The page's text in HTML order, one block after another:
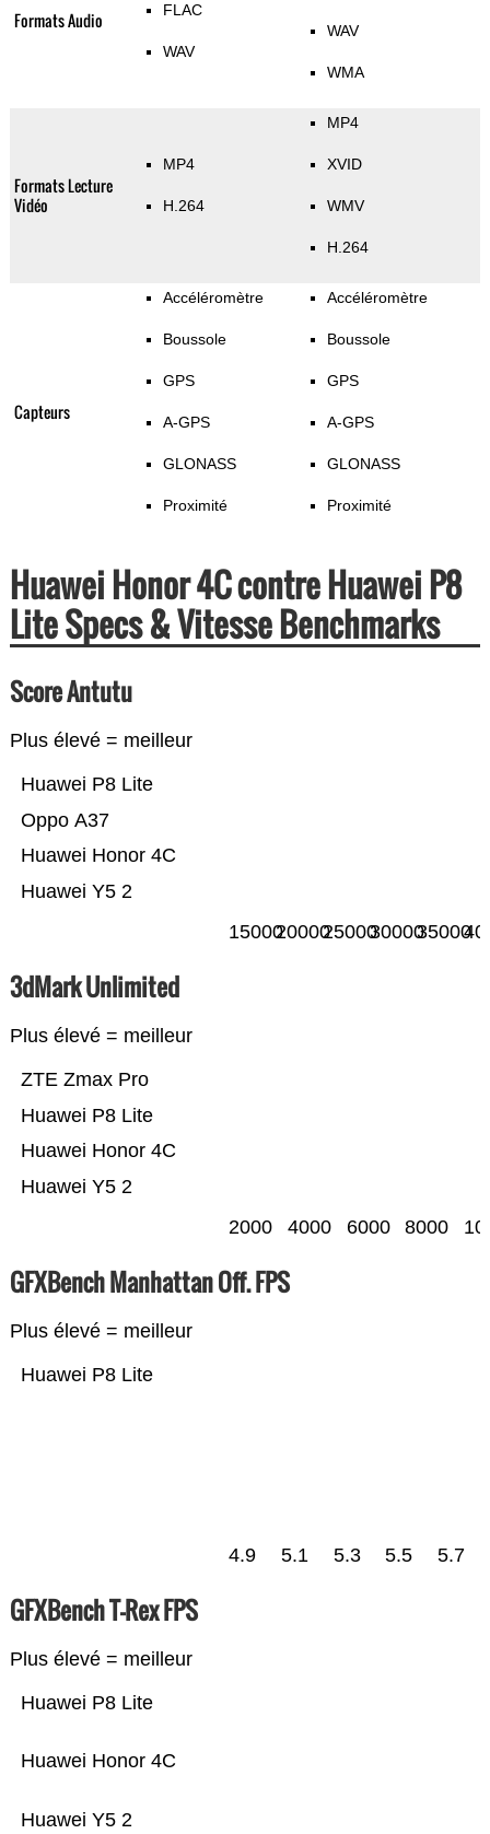
Formats Audio FLAC
WAV
WAV
WMA
Formats Lecture
Vidéo
MP4
H.264
MP4
XVID
WMV
H.264
Capteurs
Accéléromètre
Boussole
GPS
A-GPS
GLONASS
Proximité
Accéléromètre
Boussole
GPS
A-GPS
GLONASS
Proximité
Huawei Honor 4C contre Huawei P8
Lite Specs & Vitesse Benchmarks
Score Antutu
Plus élevé = meilleur
Huawei Y5 2
Huawei Honor 4C
Oppo A37
Huawei P8 Lite
1500020000250003000035000
3dMark Unlimited
Plus élevé = meilleur
Huawei Y5 2
Huawei Honor 4C
Huawei P8 Lite
ZTE Zmax Pro
2000 4000 6000 8000
GFXBench Manhattan Off. FPS
Plus élevé = meilleur
Huawei P8 Lite
4.9 5.1 5.3 5.5 5.7
GFXBench T-Rex FPS
Plus élevé = meilleur
Huawei Y5 2
Huawei Honor 4C
Huawei P8 Lite